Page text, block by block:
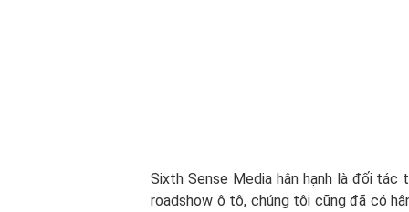
Sixth Sense Media hân hạnh là đối
roadshow ô tô, chúng tôi cũng đã có